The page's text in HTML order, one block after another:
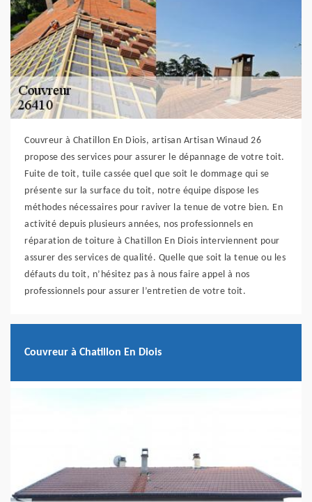
Couvreur à Chatillon En Diois, artisan Artisan Winaud 26
propose des services pour assurer le dépannage de votre toit.
Fuite de toit, tuile cassée quel que soit le dommage qui se
présente sur la surface du toit, notre équipe dispose les
méthodes nécessaires pour raviver la tenue de votre bien. En
activité depuis plusieurs années, nos professionnels en
réparation de toiture à Chatillon En Diois interviennent pour
assurer des services de qualité. Quelle que soit la tenue ou les
défauts du toit, n’hésitez pas à nous faire appel à nos
professionnels pour assurer l’entretien de votre toit.
Couvreur à Chatillon En Diois